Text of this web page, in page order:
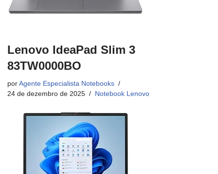
Lenovo IdeaPad Slim 3
83TW0000BO
por Agente Especialista Notebooks
24 de dezembro de 2025
Notebook Lenovo